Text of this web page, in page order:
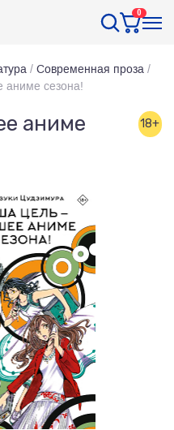
0
/ Современная проза /
аниме сезона!
аниме
18+